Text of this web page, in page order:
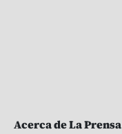
Acerca de La Prensa